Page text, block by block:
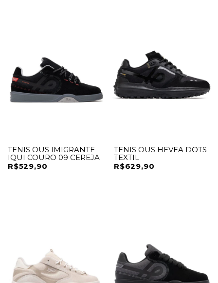
TENIS OUS IMIGRANTE
IQUI COURO 09 CEREJA
R$529,90
TENIS OUS HEVEA DOTS
TEXTIL
R$629,90